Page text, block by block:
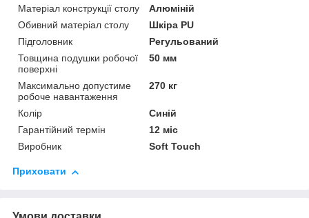
Матеріал конструкції столу
Алюміній
Обивний матеріал столу
Шкіра PU
Підголовник
Регульований
Товщина подушки робочої
поверхні
50 мм
Максимально допустиме
робоче навантаження
270 кг
Колір
Синій
Гарантійний термін
12 міс
Виробник
Soft Touch
Приховати